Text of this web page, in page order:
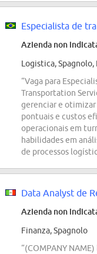
Azienda non
Logistica,
“Vaga para
Transportation
gerenciar e
pontuais e custos
operacionais em
habilidades em
de processos
Azienda non
Finanza, Spagnolo
“(COMPANY